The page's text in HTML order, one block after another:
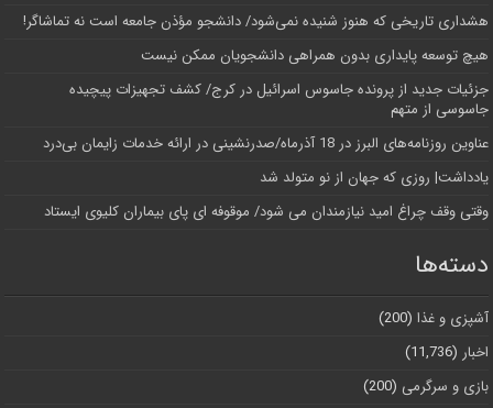
هشداری تاریخی که هنوز شنیده نمی‌شود/ دانشجو مؤذن جامعه است نه تماشاگر!
هیچ توسعه پایداری بدون همراهی دانشجویان ممکن نیست
جزئیات جدید از پرونده جاسوس اسرائیل در کرج/‌ کشف تجهیزات پیچیده
جاسوسی از متهم
عناوین روزنامه‌های البرز در ‌18 آذرماه/صدرنشینی در ارائه خدمات زایمان بی‌درد
یادداشت| روزی که جهان از نو متولد شد
وقتی وقف چراغ امید نیازمندان می شود/ موقوفه ای پای بیماران کلیوی ایستاد
دسته‌ها
آشپزی و غذا (200)
اخبار (11,736)
بازی و سرگرمی (200)